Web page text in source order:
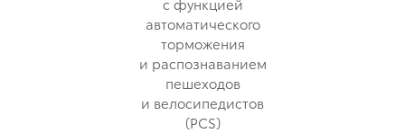
автоматического
торможения
и распознаванием
пешеходов
и велосипедистов
(PCS)